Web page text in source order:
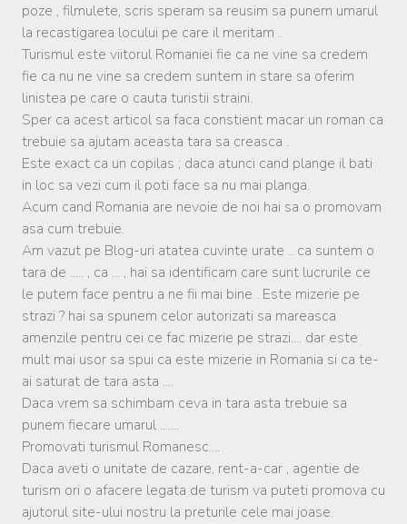
poze , filmulete, scris speram sa reusim sa punem umarul
la recastigarea locului pe care il meritam .
Turismul este viitorul Romaniei fie ca ne vine sa credem
fie ca nu ne vine sa credem suntem in stare sa oferim
linistea pe care o cauta turistii straini.
Sper ca acest articol sa faca constient macar un roman ca
trebuie sa ajutam aceasta tara sa creasca .
Este exact ca un copilas ; daca atunci cand plange il bati
in loc sa vezi cum il poti face sa nu mai planga.
Acum cand Romania are nevoie de noi hai sa o promovam
asa cum trebuie.
Am vazut pe Blog-uri atatea cuvinte urate .. ca suntem o
tara de ..... , ca ... , hai sa identificam care sunt lucrurile ce
le putem face pentru a ne fii mai bine . Este mizerie pe
strazi ? hai sa spunem celor autorizati sa mareasca
amenzile pentru cei ce fac mizerie pe strazi.... dar este
mult mai usor sa spui ca este mizerie in Romania si ca te-
ai saturat de tara asta ....
Daca vrem sa schimbam ceva in tara asta trebuie sa
punem fiecare umarul .......
Promovati turismul Romanesc....
Daca aveti o unitate de cazare, rent-a-car , agentie de
turism ori o afacere legata de turism va puteti promova cu
ajutorul site-ului nostru la preturile cele mai joase.